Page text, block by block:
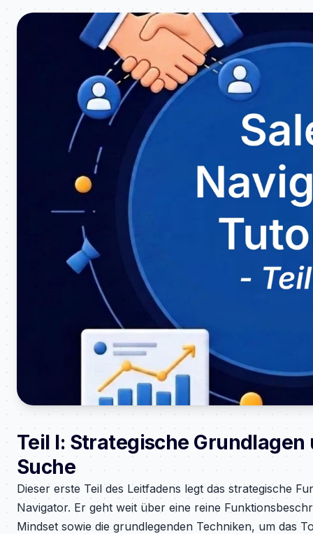
Teil I: Strategische
Suche
Dieser erste Teil des Leitfadens legt das strategische
Navigator. Er geht weit über eine reine
Mindset sowie die grundlegenden Techniken, um das